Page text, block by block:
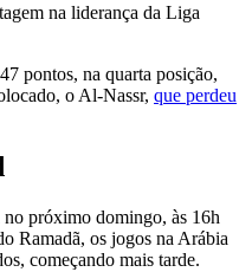
na liderança da Liga
pontos, na quarta posição,
o Al-Nassr, que perdeu
próximo domingo, às 16h
Ramadã, os jogos na Arábia
começando mais tarde.